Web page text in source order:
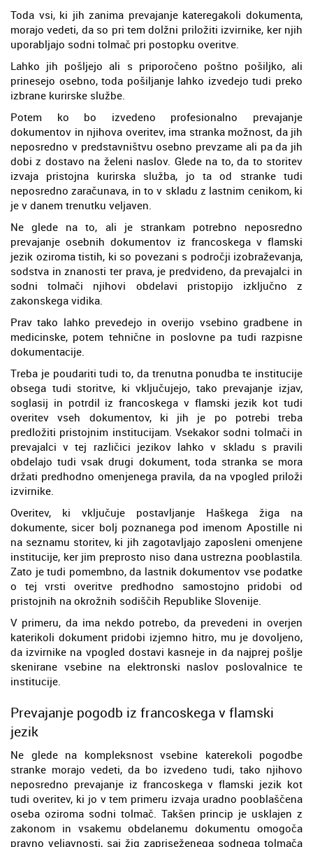
Toda vsi, ki jih zanima prevajanje kateregakoli dokumenta,
morajo vedeti, da so pri tem dolžni priložiti izvirnike, ker njih
uporabljajo sodni tolmač pri postopku overitve.
Lahko jih pošljejo ali s priporočeno poštno pošiljko, ali
prinesejo osebno, toda pošiljanje lahko izvedejo tudi preko
izbrane kurirske službe.
Potem ko bo izvedeno profesionalno prevajanje
dokumentov in njihova overitev, ima stranka možnost, da jih
neposredno v predstavništvu osebno prevzame ali pa da jih
dobi z dostavo na želeni naslov. Glede na to, da to storitev
izvaja pristojna kurirska služba, jo ta od stranke tudi
neposredno zaračunava, in to v skladu z lastnim cenikom, ki
je v danem trenutku veljaven.
Ne glede na to, ali je strankam potrebno neposredno
prevajanje osebnih dokumentov iz francoskega v flamski
jezik oziroma tistih, ki so povezani s področji izobraževanja,
sodstva in znanosti ter prava, je predvideno, da prevajalci in
sodni tolmači njihovi obdelavi pristopijo izključno z
zakonskega vidika.
Prav tako lahko prevedejo in overijo vsebino gradbene in
medicinske, potem tehnične in poslovne pa tudi razpisne
dokumentacije.
Treba je poudariti tudi to, da trenutna ponudba te institucije
obsega tudi storitve, ki vključujejo, tako prevajanje izjav,
soglasij in potrdil iz francoskega v flamski jezik kot tudi
overitev vseh dokumentov, ki jih je po potrebi treba
predložiti pristojnim institucijam. Vsekakor sodni tolmači in
prevajalci v tej različici jezikov lahko v skladu s pravili
obdelajo tudi vsak drugi dokument, toda stranka se mora
držati predhodno omenjenega pravila, da na vpogled priloži
izvirnike.
Overitev, ki vključuje postavljanje Haškega žiga na
dokumente, sicer bolj poznanega pod imenom Apostille ni
na seznamu storitev, ki jih zagotavljajo zaposleni omenjene
institucije, ker jim preprosto niso dana ustrezna pooblastila.
Zato je tudi pomembno, da lastnik dokumentov vse podatke
o tej vrsti overitve predhodno samostojno pridobi od
pristojnih na okrožnih sodiščih Republike Slovenije.
V primeru, da ima nekdo potrebo, da prevedeni in overjen
katerikoli dokument pridobi izjemno hitro, mu je dovoljeno,
da izvirnike na vpogled dostavi kasneje in da najprej pošlje
skenirane vsebine na elektronski naslov poslovalnice te
institucije.
Prevajanje pogodb iz francoskega v flamski
jezik
Ne glede na kompleksnost vsebine katerekoli pogodbe
stranke morajo vedeti, da bo izvedeno tudi, tako njihovo
neposredno prevajanje iz francoskega v flamski jezik kot
tudi overitev, ki jo v tem primeru izvaja uradno pooblaščena
oseba oziroma sodni tolmač. Takšen princip je usklajen z
zakonom in vsakemu obdelanemu dokumentu omogoča
pravno veljavnosti, saj žig zapriseženega sodnega tolmača